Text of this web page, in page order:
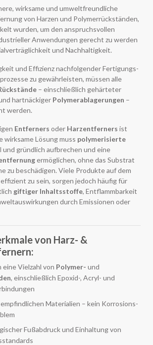
wirksame und umweltfreundliche
von Harzen und Polymerrückständen,
wurden, um den anspruchsvollen
Anwendungen gerecht zu werden
und Nachhaltigkeit.
und Effizienz nachfolgender Fertigungs-
zu gewährleisten, müssen alle
– einschließlich gehärteter
hartnäckiger Polymerablagerungen –
werden.
Entferners oder Harzentferners ist
wirksame Lösung muss polymerisierte
und gründlich aufbrechen und eine
ermöglichen, ohne das Substrat
zu beschädigen. Viele Produkte auf dem
zu sein, sorgen jedoch häufig für
giftiger Inhaltsstoffe, Entflammbarkeit
durch Emissionen oder
von Harz- &
eine Vielzahl von Polymer- und
, einschließlich Epoxid-, Acryl- und
Materialien – kein Korrosions-
Fußabdruck und Einhaltung von